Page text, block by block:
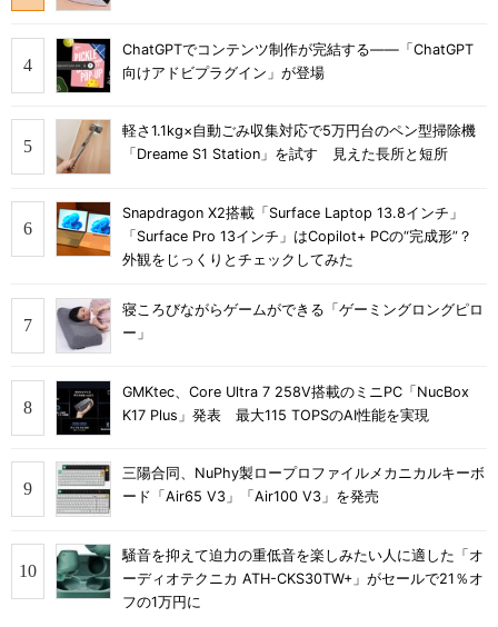
ChatGPTでコンテンツ制作が完結する――「ChatGPT
向けアドビプラグイン」が登場
軽さ1.1kg×自動ごみ収集対応で5万円台のペン型掃除機
「Dreame S1 Station」を試す 見えた長所と短所
Snapdragon X2搭載「Surface Laptop 13.8インチ」
「Surface Pro 13インチ」はCopilot+ PCの“完成形”？
外観をじっくりとチェックしてみた
寝ころびながらゲームができる「ゲーミングロングピロ
ー」
GMKtec、Core Ultra 7 258V搭載のミニPC「NucBox
K17 Plus」発表 最大115 TOPSのAI性能を実現
三陽合同、NuPhy製ロープロファイルメカニカルキーボ
ード「Air65 V3」「Air100 V3」を発売
騒音を抑えて迫力の重低音を楽しみたい人に適した「オ
ーディオテクニカ ATH-CKS30TW+」がセールで21％オ
フの1万円に